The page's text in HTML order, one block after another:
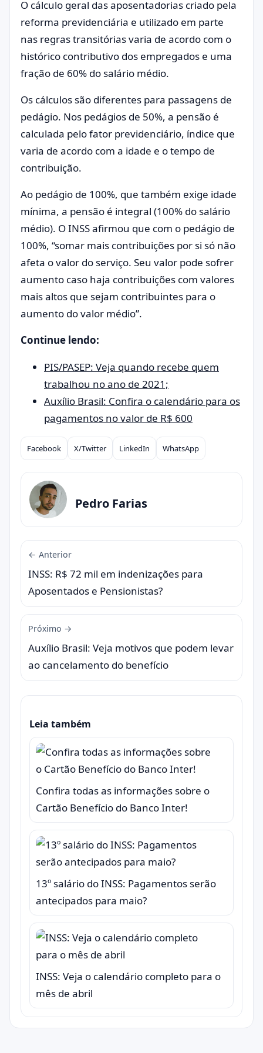
O cálculo geral das aposentadorias criado pela
reforma previdenciária e utilizado em parte
nas regras transitórias varia de acordo com o
histórico contributivo dos empregados e uma
fração de 60% do salário médio.
Os cálculos são diferentes para passagens de
pedágio. Nos pedágios de 50%, a pensão é
calculada pelo fator previdenciário, índice que
varia de acordo com a idade e o tempo de
contribuição.
Ao pedágio de 100%, que também exige idade
mínima, a pensão é integral (100% do salário
médio). O INSS afirmou que com o pedágio de
100%, “somar mais contribuições por si só não
afeta o valor do serviço. Seu valor pode sofrer
aumento caso haja contribuições com valores
mais altos que sejam contribuintes para o
aumento do valor médio”.
Continue lendo:
PIS/PASEP: Veja quando recebe quem
trabalhou no ano de 2021;
Auxílio Brasil: Confira o calendário para os
pagamentos no valor de R$ 600
Compartilhar
Facebook X/Twitter LinkedIn WhatsApp
Pedro Farias
← Anterior
INSS: R$ 72 mil em indenizações para
Aposentados e Pensionistas?
Próximo →
Auxílio Brasil: Veja motivos que podem levar
ao cancelamento do benefício
Leia também
Confira todas as informações sobre o
Cartão Benefício do Banco Inter!
13º salário do INSS: Pagamentos serão
antecipados para maio?
INSS: Veja o calendário completo para o
mês de abril